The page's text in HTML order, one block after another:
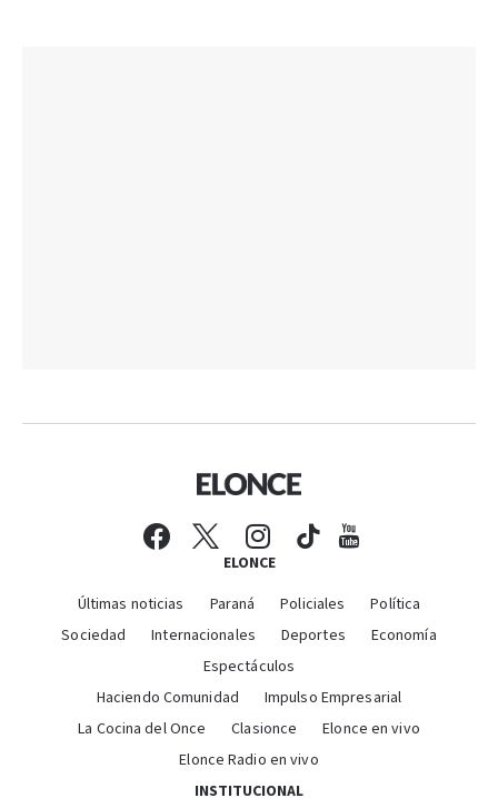
ELONCE
Últimas noticias Paraná Policiales
Política
Sociedad
Internacionales Deportes
Economía
Espectáculos
Haciendo Comunidad
Impulso Empresarial
La Cocina del Once
Clasionce
Elonce en vivo
Elonce Radio en vivo
INSTITUCIONAL